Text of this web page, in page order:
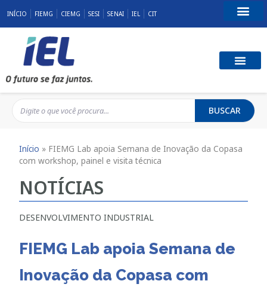
INÍCIO FIEMG CIEMG SESI SENAI IEL CIT
BUSCAR
Início » FIEMG Lab apoia Semana de Inovação da Copasa
com workshop, painel e visita técnica
NOTÍCIAS
DESENVOLVIMENTO INDUSTRIAL
FIEMG Lab apoia Semana de
Inovação da Copasa com